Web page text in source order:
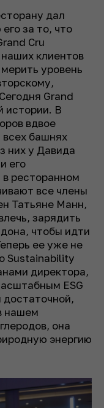
дал
за то, что
Cru
клиентов
уровень
Grand
истории. В
вдвое
башнях
них у Давида
его
ресторанном
все члены
Татьяне Манн,
зарядить
чтобы идти
ее уже не
Sustainability
директора,
ESG
нашем
она
энергию